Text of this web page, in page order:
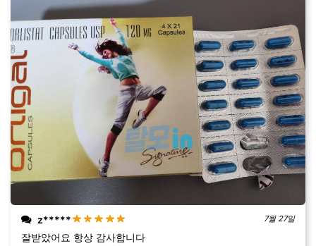
z***** 7월 27일
잘받았어요 항상 감사합니다